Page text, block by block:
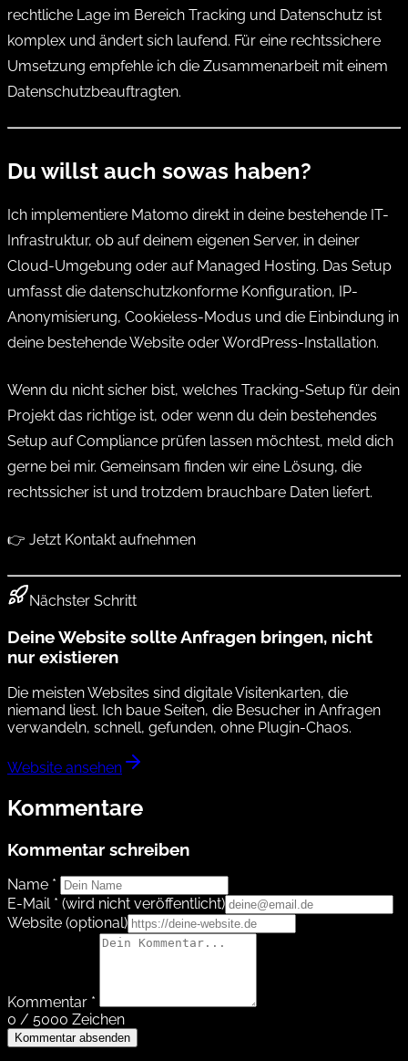
rechtliche Lage im Bereich Tracking und Datenschutz ist
komplex und ändert sich laufend. Für eine rechtssichere
Umsetzung empfehle ich die Zusammenarbeit mit einem
Datenschutzbeauftragten.
Du willst auch sowas haben?
Ich implementiere Matomo direkt in deine bestehende IT-
Infrastruktur, ob auf deinem eigenen Server, in deiner
Cloud-Umgebung oder auf Managed Hosting. Das Setup
umfasst die datenschutzkonforme Konfiguration, IP-
Anonymisierung, Cookieless-Modus und die Einbindung in
deine bestehende Website oder WordPress-Installation.
Wenn du nicht sicher bist, welches Tracking-Setup für dein
Projekt das richtige ist, oder wenn du dein bestehendes
Setup auf Compliance prüfen lassen möchtest, meld dich
gerne bei mir. Gemeinsam finden wir eine Lösung, die
rechtssicher ist und trotzdem brauchbare Daten liefert.
👉 Jetzt Kontakt aufnehmen
Nächster Schritt
Deine Website sollte Anfragen bringen, nicht
nur existieren
Die meisten Websites sind digitale Visitenkarten, die
niemand liest. Ich baue Seiten, die Besucher in Anfragen
verwandeln, schnell, gefunden, ohne Plugin-Chaos.
Website ansehen
Kommentare
Kommentar schreiben
Name *
E-Mail * (wird nicht veröffentlicht)
Website (optional)
Kommentar *
0 / 5000 Zeichen
Kommentar absenden